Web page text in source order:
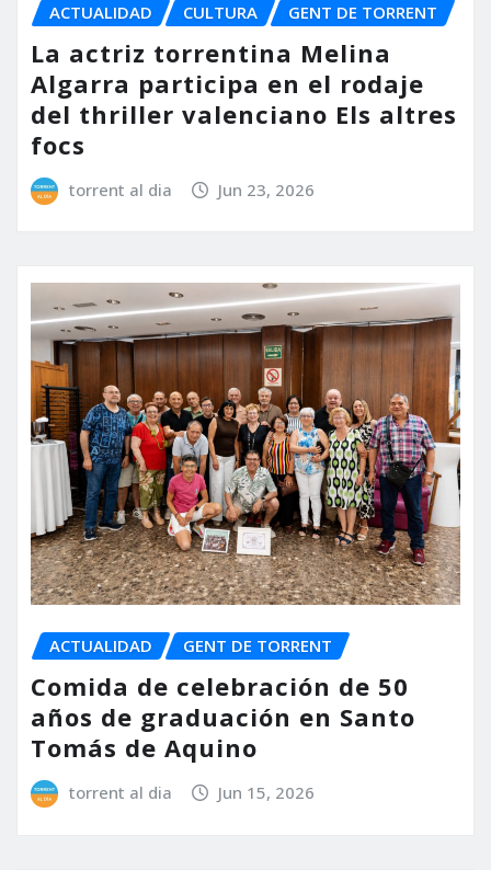
ACTUALIDAD CULTURA GENT DE TORRENT
La actriz torrentina Melina
Algarra participa en el rodaje
del thriller valenciano Els altres
focs
torrent al dia Jun 23, 2026
ACTUALIDAD GENT DE TORRENT
Comida de celebración de 50
años de graduación en Santo
Tomás de Aquino
torrent al dia Jun 15, 2026